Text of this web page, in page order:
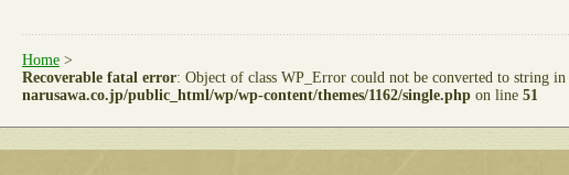
Home >
Recoverable fatal error: Object of class WP_Error could not be converted to string in
narusawa.co.jp/public_html/wp/wp-content/themes/1162/single.php on line 51